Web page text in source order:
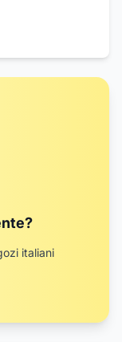
italiani